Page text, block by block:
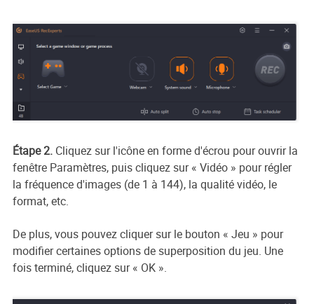
Étape 2.Cliquez sur l'icône en forme d'écrou pour ouvrir la
fenêtre Paramètres, puis cliquez sur « Vidéo » pour régler
la fréquence d'images (de 1 à 144), la qualité vidéo, le
format, etc.
De plus, vous pouvez cliquer sur le bouton « Jeu » pour
modifier certaines options de superposition du jeu. Une
fois terminé, cliquez sur « OK ».